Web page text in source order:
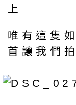
上
唯有這隻
首讓我們拍